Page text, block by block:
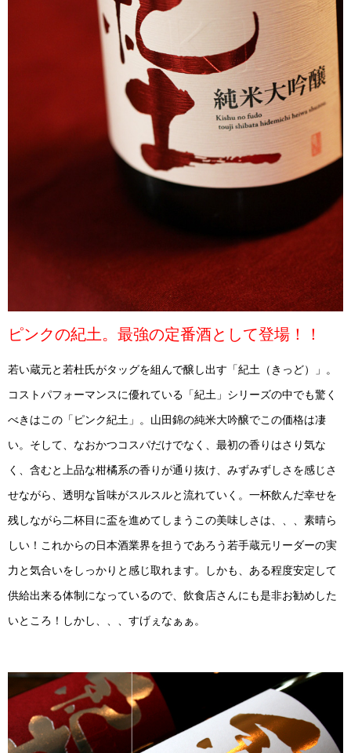
ピンクの紀土。最強の定番酒として登場！！
若い蔵元と若杜氏がタッグを組んで醸し出す「紀土（きっど）」。
コストパフォーマンスに優れている「紀土」シリーズの中でも驚く
べきはこの「ピンク紀土」。山田錦の純米大吟醸でこの価格は凄
い。そして、なおかつコスパだけでなく、最初の香りはさり気な
く、含むと上品な柑橘系の香りが通り抜け、みずみずしさを感じさ
せながら、透明な旨味がスルスルと流れていく。一杯飲んだ幸せを
残しながら二杯目に盃を進めてしまうこの美味しさは、、、素晴ら
しい！これからの日本酒業界を担うであろう若手蔵元リーダーの実
力と気合いをしっかりと感じ取れます。しかも、ある程度安定して
供給出来る体制になっているので、飲食店さんにも是非お勧めした
いところ！しかし、、、すげぇなぁぁ。